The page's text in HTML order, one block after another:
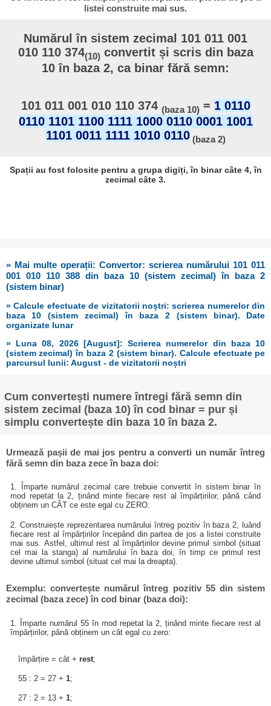
listei construite mai sus.
Numărul în sistem zecimal 101 011 001
010 110 374(10) convertit și scris din baza
10 în baza 2, ca binar fără semn:
101 011 001 010 110 374 (baza 10)= 1 0110
0110 1101 1100 1111 1000 0110 0001 1001
1101 0011 1111 1010 0110(baza 2)
Spații au fost folosite pentru a grupa digiți, în binar câte 4, în
zecimal câte 3.
» Mai multe operații: Convertor: scrierea numărului 101 011
001 010 110 388 din baza 10 (sistem zecimal) în baza 2
(sistem binar)
» Calcule efectuate de vizitatorii noștri: scrierea numerelor din
baza 10 (sistem zecimal) în baza 2 (sistem binar). Date
organizate lunar
» Luna 08, 2026 [August]: Scrierea numerelor din baza 10
(sistem zecimal) în baza 2 (sistem binar). Calcule efectuate pe
parcursul lunii: August - de vizitatorii noștri
Cum convertești numere întregi fără semn din
sistem zecimal (baza 10) în cod binar = pur și
simplu convertește din baza 10 în baza 2.
Urmează pașii de mai jos pentru a converti un număr întreg
fără semn din baza zece în baza doi:
1. Împarte numărul zecimal care trebuie convertit în sistem binar în
mod repetat la 2, ținând minte fiecare rest al împărțirilor, până când
obținem un CÂT ce este egal cu ZERO.
2. Construiește reprezentarea numărului întreg pozitiv în baza 2, luând
fiecare rest al împărțirilor începând din partea de jos a listei construite
mai sus. Astfel, ultimul rest al împărțirilor devine primul simbol (situat
cel mai la stanga) al numărului în baza doi, în timp ce primul rest
devine ultimul simbol (situat cel mai la dreapta).
Exemplu: convertește numărul întreg pozitiv 55 din sistem
zecimal (baza zece) în cod binar (baza doi):
1. Împarte numărul 55 în mod repetat la 2, ținând minte fiecare rest al
împărțirilor, până obținem un cât egal cu zero:
împărțire = cât + rest;
55 : 2 = 27 + 1;
27 : 2 = 13 + 1;